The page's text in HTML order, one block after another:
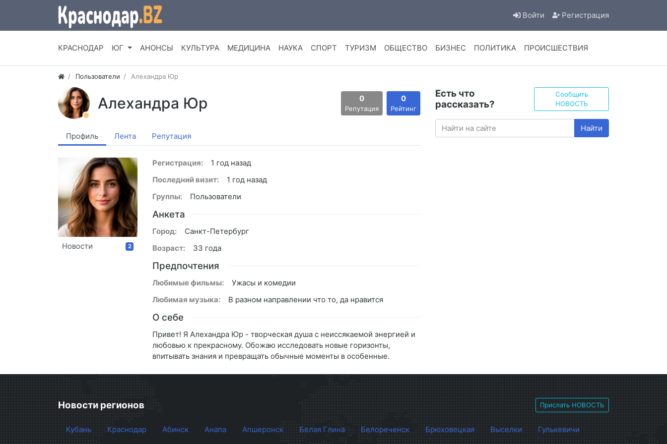
Войти Регистрация
КРАСНОДАР ЮГ АНОНСЫ КУЛЬТУРА МЕДИЦИНА НАУКА СПОРТ ТУРИЗМ ОБЩЕСТВО БИЗНЕС ПОЛИТИКА ПРОИСШЕСТВИЯ
Пользователи Алехандра Юр
Алехандра Юр 0
Репутация
0
Рейтинг
Профиль Лента Репутация
Новости 2
Регистрация:
1 год назад
Последний визит:
1 год назад
Группы:
Пользователи
Анкета
Город:
Санкт-Петербург
Возраст:
33 года
Предпочтения
Любимые фильмы:
Ужасы и комедии
Любимая музыка:
В разном направлении что то, да нравится
О себе
Привет! Я Алехандра Юр - творческая душа с неиссякаемой энергией и
любовью к прекрасному. Обожаю исследовать новые горизонты,
впитывать знания и превращать обычные моменты в особенные.
Есть что
рассказать?
Сообщить
НОВОСТЬ
Найти
Новости регионов Прислать НОВОСТЬ
Кубань Краснодар Абинск Анапа Апшеронск Белая Глина Белореченск Брюховецкая Выселки
Гулькевичи